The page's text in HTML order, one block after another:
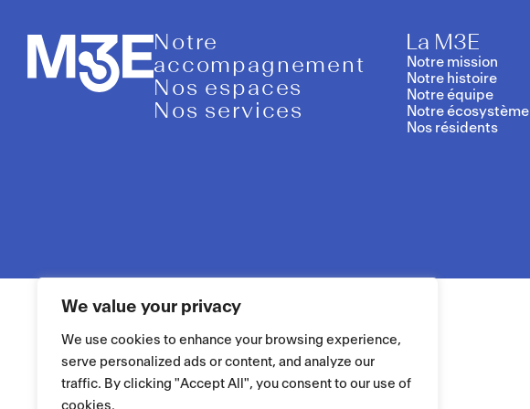
We value your privacy
We use cookies to enhance your browsing experience,
serve personalized ads or content, and analyze our
traffic. By clicking "Accept All", you consent to our use of
Notre
accompagnement
Nos espaces
Nos services
La M3E
Notre mission
Notre histoire
Notre équipe
Notre écosystème
Nos résidents